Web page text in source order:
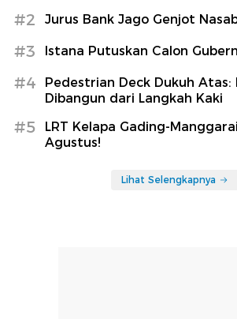
#2 Jurus Bank Jago Genjot
#3 Istana Putuskan Calon
#4
Pedestrian Deck Dukuh
Dibangun dari Langkah Kaki
#5
LRT Kelapa Gading-
Agustus!
Lihat Selengkapnya